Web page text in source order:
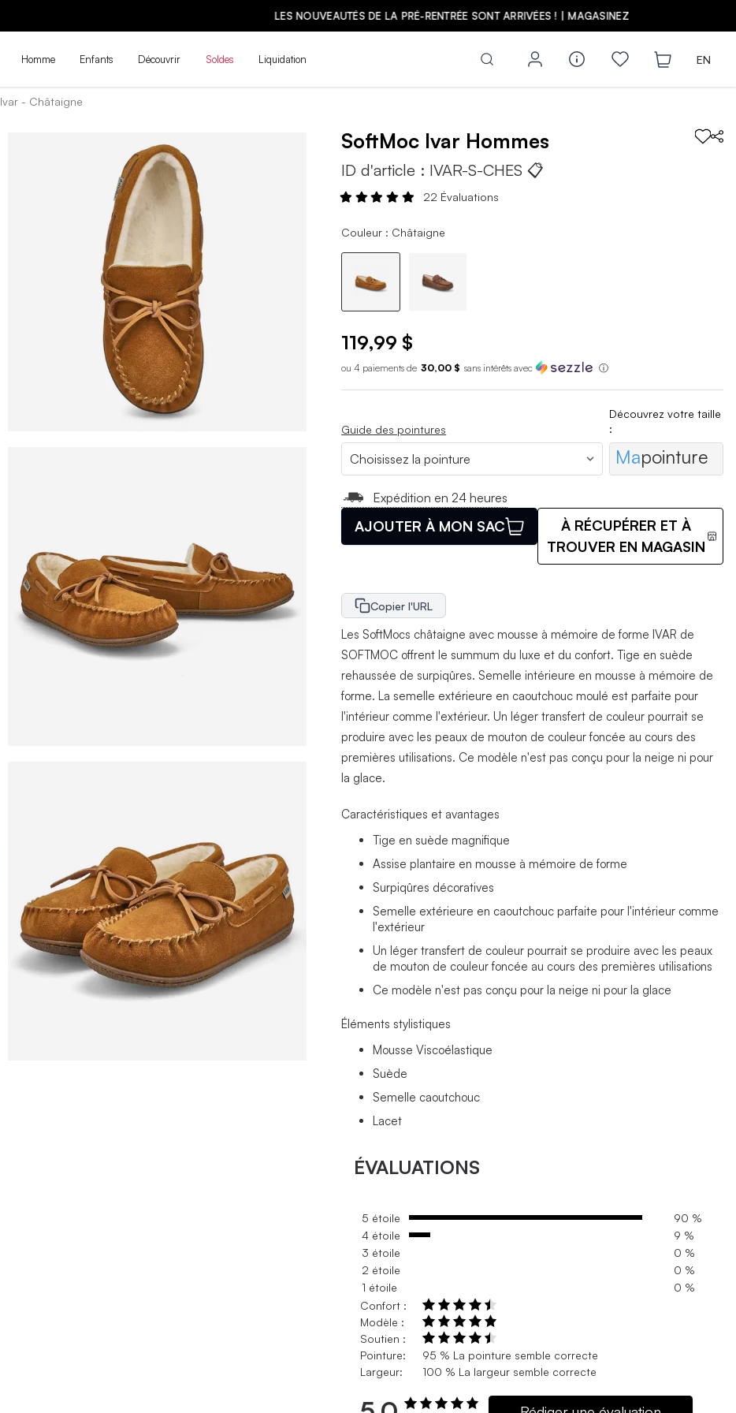
LES NOUVEAUTÉS DE LA PRÉ-RENTRÉE SONT ARRIVÉES ! | MAGASINEZ
Homme Enfants Découvrir Soldes Liquidation EN
Ivar - Châtaigne
SoftMoc Ivar Hommes
ID d'article : IVAR-S-CHES 📋
22 Évaluations
Couleur : Châtaigne
119,99 $
ou 4 paiements de 30,00 $ sans intérêts avec ⓘ
Guide des pointures
Découvrez votre taille
:
Mapointure
Expédition en 24 heures
AJOUTER À MON SAC
À RÉCUPÉRER ET À
TROUVER EN MAGASIN
Copier l'URL
Les SoftMocs châtaigne avec mousse à mémoire de forme IVAR de
SOFTMOC offrent le summum du luxe et du confort. Tige en suède
rehaussée de surpiqûres. Semelle intérieure en mousse à mémoire de
forme. La semelle extérieure en caoutchouc moulé est parfaite pour
l'intérieur comme l'extérieur. Un léger transfert de couleur pourrait se
produire avec les peaux de mouton de couleur foncée au cours des
premières utilisations. Ce modèle n'est pas conçu pour la neige ni pour
la glace.
Caractéristiques et avantages
Tige en suède magnifique
Assise plantaire en mousse à mémoire de forme
Surpiqûres décoratives
Semelle extérieure en caoutchouc parfaite pour l'intérieur comme
l'extérieur
Un léger transfert de couleur pourrait se produire avec les peaux
de mouton de couleur foncée au cours des premières utilisations
Ce modèle n'est pas conçu pour la neige ni pour la glace
Éléments stylistiques
Mousse Viscoélastique
Suède
Semelle caoutchouc
Lacet
ÉVALUATIONS
5 étoile
90 %
4 étoile
9 %
3 étoile
0 %
2 étoile
0 %
1 étoile
0 %
Confort :
Modèle :
Soutien :
Pointure:
95 % La pointure semble correcte
Largeur:
100 % La largeur semble correcte